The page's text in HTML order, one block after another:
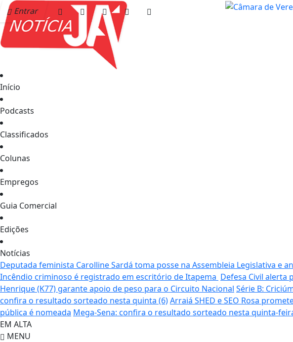
Entrar
Início
Podcasts
Classificados
Colunas
Empregos
Guia Comercial
Edições
Notícias
Deputada feminista Carolline Sardá toma posse na Assembleia Legislativa
Incêndio criminoso é registrado em escritório de Itapema Defesa Civil alerta
Henrique (K77) garante apoio de peso para o Circuito Nacional Série B:
confira o resultado sorteado nesta quinta (6)Arraiá SHED e SEO Rosa
pública é nomeada Mega-Sena: confira o resultado sorteado nesta quinta-
EM ALTA
MENU